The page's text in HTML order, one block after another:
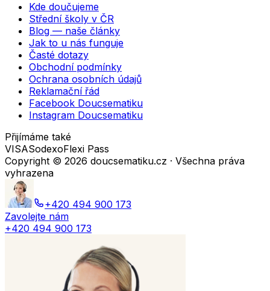
Kde doučujeme
Střední školy v ČR
Blog — naše články
Jak to u nás funguje
Časté dotazy
Obchodní podmínky
Ochrana osobních údajů
Reklamační řád
Facebook Doucsematiku
Instagram Doucsematiku
Přijímáme také
VISASodexoFlexi Pass
Copyright © 2026 doucsematiku.cz · Všechna práva
vyhrazena
+420 494 900 173
Zavolejte nám
+420 494 900 173